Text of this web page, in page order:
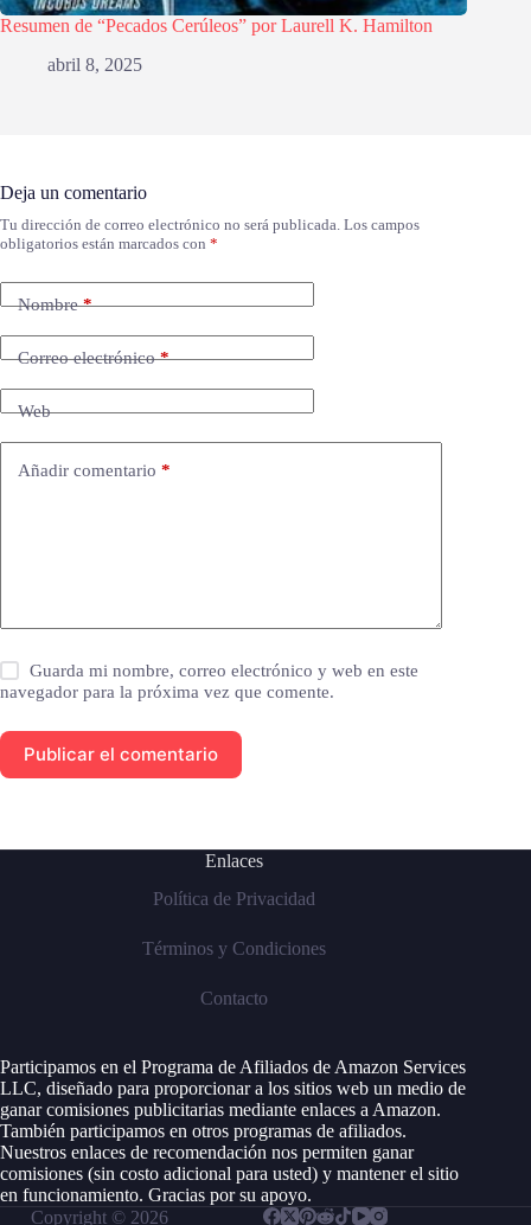
Resumen de “Pecados Cerúleos” por Laurell K. Hamilton
abril 8, 2025
Deja un comentario
Tu dirección de correo electrónico no será publicada. Los campos
obligatorios están marcados con *
Nombre*
Correo electrónico*
Web
Añadir comentario *
Guarda mi nombre, correo electrónico y web en este
navegador para la próxima vez que comente.
Publicar el comentario
Enlaces
Política de Privacidad
Términos y Condiciones
Contacto
Participamos en el Programa de Afiliados de Amazon Services
LLC, diseñado para proporcionar a los sitios web un medio de
ganar comisiones publicitarias mediante enlaces a Amazon.
También participamos en otros programas de afiliados.
Nuestros enlaces de recomendación nos permiten ganar
comisiones (sin costo adicional para usted) y mantener el sitio
en funcionamiento. Gracias por su apoyo.
Copyright © 2026